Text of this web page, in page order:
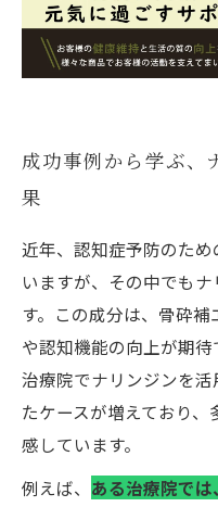
成功事例から学ぶ、
果
近年、認知症予防のた
いますが、その中でも
す。この成分は、骨砕
や認知機能の向上が期
治療院でナリンジンを
たケースが増えており
感しています。
例えば、 ある治療院で